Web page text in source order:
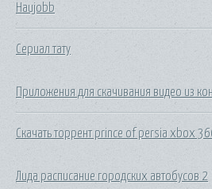
Haujobb
Сериал тату
Приложения для скачивания видео из
Скачать торрент prince of persia xbox
Лида расписание городских автобусов 2